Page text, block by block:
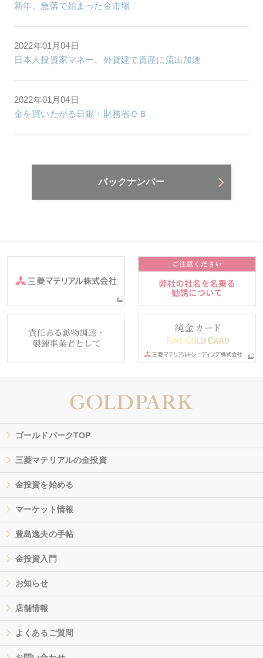
新年、急落で始まった金市場
2022年01月04日
日本人投資家マネー、外貨建て資産に流出加速
2022年01月04日
金を買いたがる日銀・財務省ＯＢ
バックナンバー
ゴールドパークTOP
三菱マテリアルの金投資
金投資を始める
マーケット情報
豊島逸夫の手帖
金投資入門
お知らせ
店舗情報
よくあるご質問